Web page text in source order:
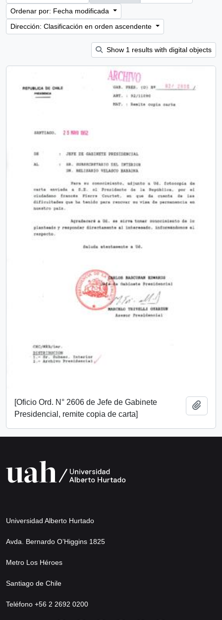
Ordenar por: Fecha modificada
Dirección: Clasificación en orden ascendente
Show 1 results with digital objects
[Oficio Ord. N° 2606 de Jefe de Gabinete
Presidencial, remite copia de carta]
Universidad Alberto Hurtado
Avda. Bernardo O’Higgins 1825
Metro Los Héroes
Santiago de Chile
Teléfono +56 2 2692 0200